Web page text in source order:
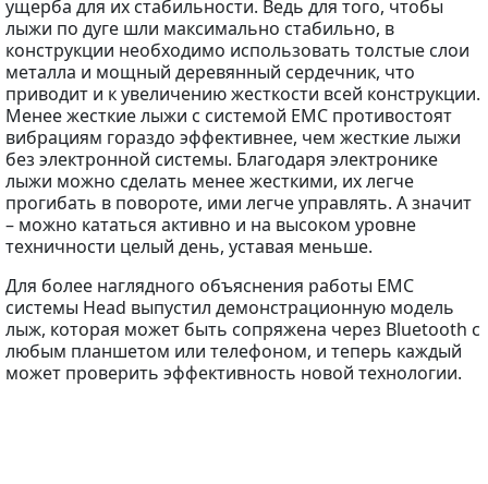
ущерба для их стабильности. Ведь для того, чтобы
лыжи по дуге шли максимально стабильно, в
конструкции необходимо использовать толстые слои
металла и мощный деревянный сердечник, что
приводит и к увеличению жесткости всей конструкции.
Менее жесткие лыжи с системой EMC противостоят
вибрациям гораздо эффективнее, чем жесткие лыжи
без электронной системы. Благодаря электронике
лыжи можно сделать менее жесткими, их легче
прогибать в повороте, ими легче управлять. А значит
– можно кататься активно и на высоком уровне
техничности целый день, уставая меньше.
Для более наглядного объяснения работы EMC
системы Head выпустил демонстрационную модель
лыж, которая может быть сопряжена через Bluetooth с
любым планшетом или телефоном, и теперь каждый
может проверить эффективность новой технологии.